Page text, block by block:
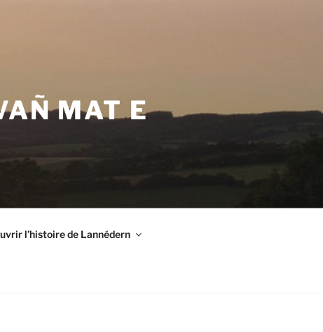
MAT E
l’histoire de Lannédern